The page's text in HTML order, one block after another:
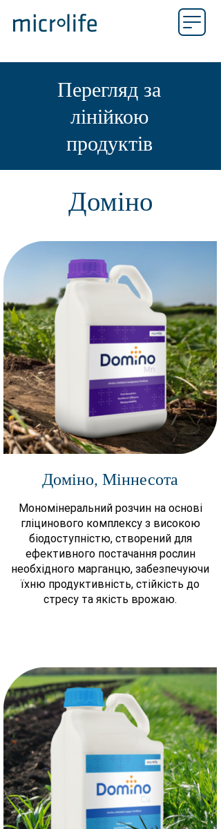
Перегляд за
лінійкою
продуктів
Доміно
Доміно, Міннесота
Мономінеральний розчин на основі
гліцинового комплексу з високою
біодоступністю, створений для
ефективного постачання рослин
необхідного марганцю, забезпечуючи
їхню продуктивність, стійкість до
стресу та якість врожаю.